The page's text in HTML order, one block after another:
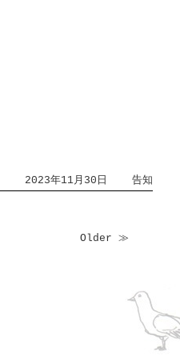
2023年11月30日 告知
Older ≫